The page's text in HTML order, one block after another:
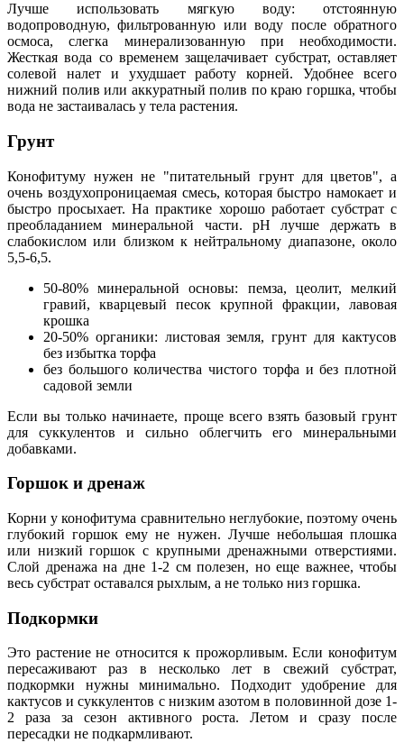
Лучше использовать мягкую воду: отстоянную
водопроводную, фильтрованную или воду после обратного
осмоса, слегка минерализованную при необходимости.
Жесткая вода со временем защелачивает субстрат, оставляет
солевой налет и ухудшает работу корней. Удобнее всего
нижний полив или аккуратный полив по краю горшка, чтобы
вода не застаивалась у тела растения.
Грунт
Конофитуму нужен не "питательный грунт для цветов", а
очень воздухопроницаемая смесь, которая быстро намокает и
быстро просыхает. На практике хорошо работает субстрат с
преобладанием минеральной части. pH лучше держать в
слабокислом или близком к нейтральному диапазоне, около
5,5-6,5.
50-80% минеральной основы: пемза, цеолит, мелкий
гравий, кварцевый песок крупной фракции, лавовая
крошка
20-50% органики: листовая земля, грунт для кактусов
без избытка торфа
без большого количества чистого торфа и без плотной
садовой земли
Если вы только начинаете, проще всего взять базовый грунт
для суккулентов и сильно облегчить его минеральными
добавками.
Горшок и дренаж
Корни у конофитума сравнительно неглубокие, поэтому очень
глубокий горшок ему не нужен. Лучше небольшая плошка
или низкий горшок с крупными дренажными отверстиями.
Слой дренажа на дне 1-2 см полезен, но еще важнее, чтобы
весь субстрат оставался рыхлым, а не только низ горшка.
Подкормки
Это растение не относится к прожорливым. Если конофитум
пересаживают раз в несколько лет в свежий субстрат,
подкормки нужны минимально. Подходит удобрение для
кактусов и суккулентов с низким азотом в половинной дозе 1-
2 раза за сезон активного роста. Летом и сразу после
пересадки не подкармливают.